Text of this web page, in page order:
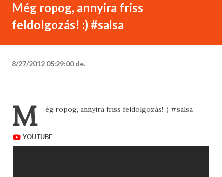
Még ropog, annyira friss
feldolgozás! :) #salsa
8/27/2012 05:29:00 de.
M ég ropog, annyira friss feldolgozás! :) #salsa